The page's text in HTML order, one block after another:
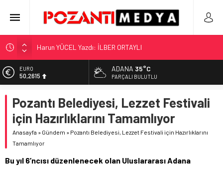
“KILAVUZ HATİCE’NİN MEZARI NEREDE?!!!”
Adana’nın Gizli Cenneti Pozantı Akçatekir Yaylası
Yılmaz Soğutma’dan Buzdolabı Uyarısı
Ajans
EURO
50,2615
5.910,66
BİST
11.456,34
DOLAR
ADANA 35°C
PARÇALI BULUTLU
Pozantı Belediyesi, Lezzet Festivali
için Hazırlıklarını Tamamlıyor
Anasayfa » Gündem » Pozantı Belediyesi, Lezzet Festivali için Hazırlıklarını
Tamamlıyor
Bu yıl 6’ncısı düzenlenecek olan Uluslararası Adana